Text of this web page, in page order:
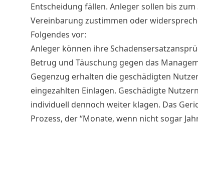
Entscheidung fällen. Anleger sollen bis
Vereinbarung zustimmen oder
Folgendes vor:
Anleger können ihre
Betrug und Täuschung gegen das
Gegenzug erhalten die geschädigten
eingezahlten Einlagen. Geschädigte
individuell dennoch weiter klagen. Das
Prozess, der “Monate, wenn nicht sogar